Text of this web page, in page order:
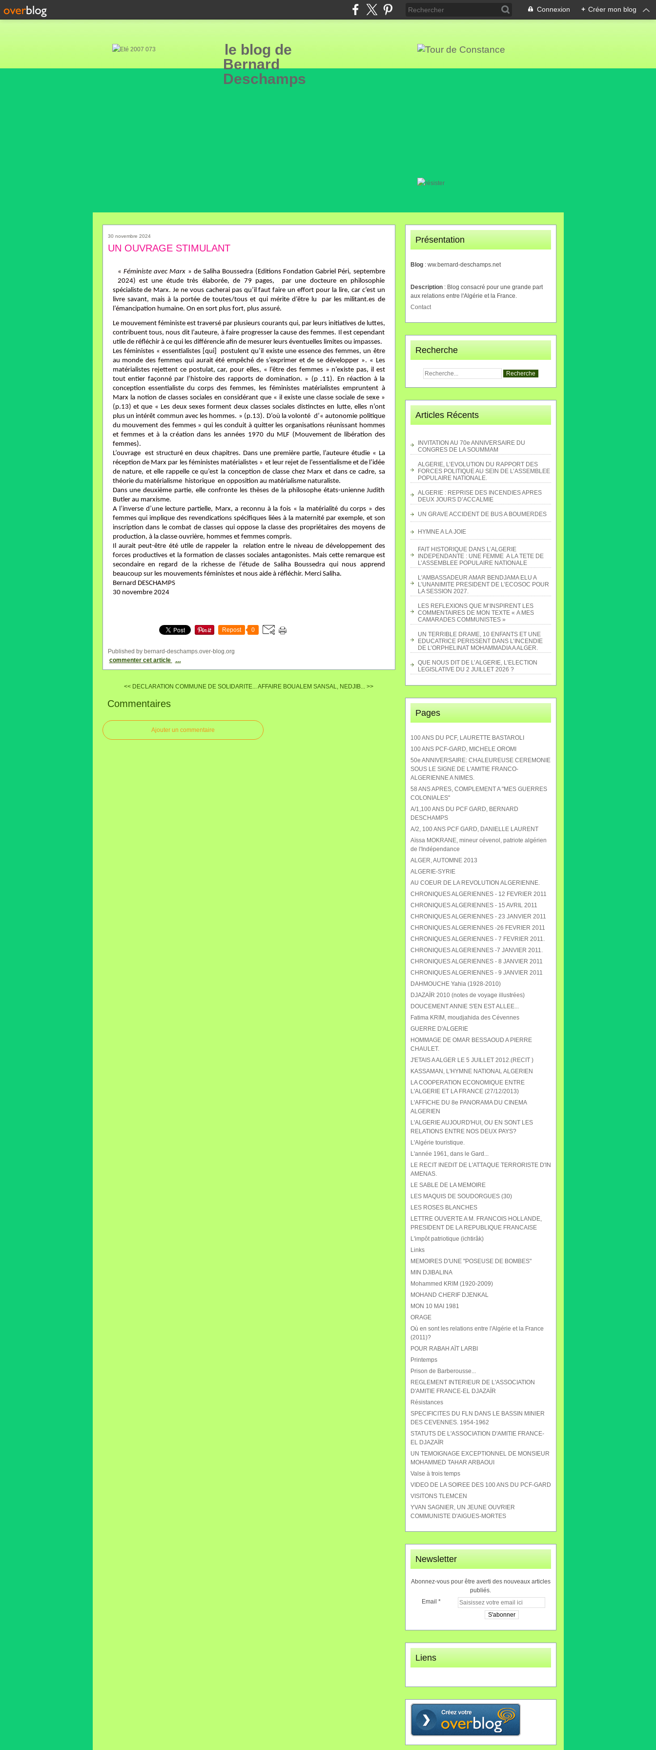
Connexion + Créer mon blog
le blog de
Bernard
Deschamps
30 novembre 2024
UN OUVRAGE STIMULANT
« Féministe avec Marx » de Saliha Boussedra (Editions Fondation Gabriel Péri, septembre
2024) est une étude très élaborée, de 79 pages, par une docteure en philosophie
spécialiste de Marx. Je ne vous cacherai pas qu’il faut faire un effort pour la lire, car c’est un
livre savant, mais à la portée de toutes/tous et qui mérite d’être lu par les militant.es de
l’émancipation humaine. On en sort plus fort, plus assuré.
Le mouvement féministe est traversé par plusieurs courants qui, par leurs initiatives de luttes,
contribuent tous, nous dit l’auteure, à faire progresser la cause des femmes. Il est cependant
utile de réfléchir à ce qui les différencie afin de mesurer leurs éventuelles limites ou impasses.
Les féministes « essentialistes [qui] postulent qu’il existe une essence des femmes, un être
au monde des femmes qui aurait été empêché de s’exprimer et de se développer ». « Les
matérialistes rejettent ce postulat, car, pour elles, « l’être des femmes » n’existe pas, il est
tout entier façonné par l’histoire des rapports de domination. » (p .11). En réaction à la
conception essentialiste du corps des femmes, les féministes matérialistes empruntent à
Marx la notion de classes sociales en considérant que « il existe une classe sociale de sexe »
(p.13) et que « Les deux sexes forment deux classes sociales distinctes en lutte, elles n’ont
plus un intérêt commun avec les hommes. » (p.13). D’où la volonté d’« autonomie politique
du mouvement des femmes » qui les conduit à quitter les organisations réunissant hommes
et femmes et à la création dans les années 1970 du MLF (Mouvement de libération des
femmes).
L’ouvrage est structuré en deux chapitres. Dans une première partie, l’auteure étudie « La
réception de Marx par les féministes matérialistes » et leur rejet de l’essentialisme et de l’idée
de nature, et elle rappelle ce qu’est la conception de classe chez Marx et dans ce cadre, sa
théorie du matérialisme historique en opposition au matérialisme naturaliste.
Dans une deuxième partie, elle confronte les thèses de la philosophe états-unienne Judith
Butler au marxisme.
A l’inverse d’une lecture partielle, Marx, a reconnu à la fois « la matérialité du corps » des
femmes qui implique des revendications spécifiques liées à la maternité par exemple, et son
inscription dans le combat de classes qui oppose la classe des propriétaires des moyens de
production, à la classe ouvrière, hommes et femmes compris.
Il aurait peut-être été utile de rappeler la relation entre le niveau de développement des
forces productives et la formation de classes sociales antagonistes. Mais cette remarque est
secondaire en regard de la richesse de l’étude de Saliha Boussedra qui nous apprend
beaucoup sur les mouvements féministes et nous aide à réfléchir. Merci Saliha.
Bernard DESCHAMPS
30 novembre 2024
Repost 0
Published by bernard-deschamps.over-blog.org
commenter cet article
…
<< DECLARATION COMMUNE DE SOLIDARITE...AFFAIRE BOUALEM SANSAL, NEDJIB... >>
Commentaires
Ajouter un commentaire
Présentation
Blog : ww.bernard-deschamps.net
Description : Blog consacré pour une grande part
aux relations entre l'Algérie et la France.
Contact
Recherche
Articles Récents
INVITATION AU 70e ANNIVERSAIRE DU
CONGRES DE LA SOUMMAM
ALGERIE, L’EVOLUTION DU RAPPORT DES
FORCES POLITIQUE AU SEIN DE L’ASSEMBLEE
POPULAIRE NATIONALE.
ALGERIE : REPRISE DES INCENDIES APRES
DEUX JOURS D’ACCALMIE
UN GRAVE ACCIDENT DE BUS A BOUMERDES
HYMNE A LA JOIE
FAIT HISTORIQUE DANS L’ALGERIE
INDEPENDANTE : UNE FEMME A LA TETE DE
L’ASSEMBLEE POPULAIRE NATIONALE
L'AMBASSADEUR AMAR BENDJAMA ELU A
L’UNANIMITE PRESIDENT DE L’ECOSOC POUR
LA SESSION 2027.
LES REFLEXIONS QUE M’INSPIRENT LES
COMMENTAIRES DE MON TEXTE « A MES
CAMARADES COMMUNISTES »
UN TERRIBLE DRAME, 10 ENFANTS ET UNE
EDUCATRICE PERISSENT DANS L’INCENDIE
DE L’ORPHELINAT MOHAMMADIA A ALGER.
QUE NOUS DIT DE L’ALGERIE, L’ELECTION
LEGISLATIVE DU 2 JUILLET 2026 ?
Pages
100 ANS DU PCF, LAURETTE BASTAROLI
100 ANS PCF-GARD, MICHELE OROMI
50e ANNIVERSAIRE: CHALEUREUSE CEREMONIE
SOUS LE SIGNE DE L'AMITIE FRANCO-
ALGERIENNE A NIMES.
58 ANS APRES, COMPLEMENT A "MES GUERRES
COLONIALES"
A/1,100 ANS DU PCF GARD, BERNARD
DESCHAMPS
A/2, 100 ANS PCF GARD, DANIELLE LAURENT
Aïssa MOKRANE, mineur cévenol, patriote algérien
de l'Indépendance
ALGER, AUTOMNE 2013
ALGERIE-SYRIE
AU COEUR DE LA REVOLUTION ALGERIENNE.
CHRONIQUES ALGERIENNES - 12 FEVRIER 2011
CHRONIQUES ALGERIENNES - 15 AVRIL 2011
CHRONIQUES ALGERIENNES - 23 JANVIER 2011
CHRONIQUES ALGERIENNES -26 FEVRIER 2011
CHRONIQUES ALGERIENNES - 7 FEVRIER 2011.
CHRONIQUES ALGERIENNES -7 JANVIER 2011.
CHRONIQUES ALGERIENNES - 8 JANVIER 2011
CHRONIQUES ALGERIENNES - 9 JANVIER 2011
DAHMOUCHE Yahia (1928-2010)
DJAZAÏR 2010 (notes de voyage illustrées)
DOUCEMENT ANNIE S'EN EST ALLEE...
Fatima KRIM, moudjahida des Cévennes
GUERRE D'ALGERIE
HOMMAGE DE OMAR BESSAOUD A PIERRE
CHAULET.
J'ETAIS A ALGER LE 5 JUILLET 2012.(RECIT )
KASSAMAN, L'HYMNE NATIONAL ALGERIEN
LA COOPERATION ECONOMIQUE ENTRE
L'ALGERIE ET LA FRANCE (27/12/2013)
L'AFFICHE DU 8e PANORAMA DU CINEMA
ALGERIEN
L'ALGERIE AUJOURD'HUI, OU EN SONT LES
RELATIONS ENTRE NOS DEUX PAYS?
L'Algérie touristique.
L'année 1961, dans le Gard...
LE RECIT INEDIT DE L'ATTAQUE TERRORISTE D'IN
AMENAS.
LE SABLE DE LA MEMOIRE
LES MAQUIS DE SOUDORGUES (30)
LES ROSES BLANCHES
LETTRE OUVERTE A M. FRANCOIS HOLLANDE,
PRESIDENT DE LA REPUBLIQUE FRANCAISE
L'impôt patriotique (ichtirâk)
Links
MEMOIRES D'UNE "POSEUSE DE BOMBES"
MIN DJIBALINA
Mohammed KRIM (1920-2009)
MOHAND CHERIF DJENKAL
MON 10 MAI 1981
ORAGE
Où en sont les relations entre l'Algérie et la France
(2011)?
POUR RABAH AÏT LARBI
Printemps
Prison de Barberousse...
REGLEMENT INTERIEUR DE L'ASSOCIATION
D'AMITIE FRANCE-EL DJAZAÏR
Résistances
SPECIFICITES DU FLN DANS LE BASSIN MINIER
DES CEVENNES. 1954-1962
STATUTS DE L'ASSOCIATION D'AMITIE FRANCE-
EL DJAZAÏR
UN TEMOIGNAGE EXCEPTIONNEL DE MONSIEUR
MOHAMMED TAHAR ARBAOUI
Valse à trois temps
VIDEO DE LA SOIREE DES 100 ANS DU PCF-GARD
VISITONS TLEMCEN
YVAN SAGNIER, UN JEUNE OUVRIER
COMMUNISTE D'AIGUES-MORTES
Newsletter
Abonnez-vous pour être averti des nouveaux articles
publiés.
Email
Liens